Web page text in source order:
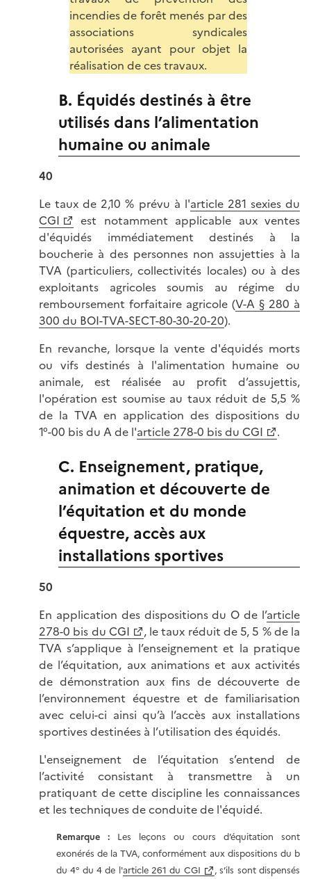
incendies de forêt menés par des
associations syndicales
autorisées ayant pour objet la
réalisation de ces travaux.
B. Équidés destinés à être
utilisés dans l’alimentation
humaine ou animale
40
Le taux de 2,10 % prévu à l'article 281 sexies du
CGI
est notamment applicable aux ventes
d'équidés immédiatement destinés à la
boucherie à des personnes non assujetties à la
TVA (particuliers, collectivités locales) ou à des
exploitants agricoles soumis au régime du
remboursement forfaitaire agricole (V-A § 280 à
300 du BOI-TVA-SECT-80-30-20-20).
En revanche, lorsque la vente d'équidés morts
ou vifs destinés à l'alimentation humaine ou
animale, est réalisée au profit d’assujettis,
l'opération est soumise au taux réduit de 5,5 %
de la TVA en application des dispositions du
1°-00 bis du A de l'article 278-0 bis du CGI .
C. Enseignement, pratique,
animation et découverte de
l’équitation et du monde
équestre, accès aux
installations sportives
50
En application des dispositions du O de l’article
278-0 bis du CGI
, le taux réduit de 5, 5 % de la
TVA s’applique à l’enseignement et la pratique
de l’équitation, aux animations et aux activités
de démonstration aux fins de découverte de
l’environnement équestre et de familiarisation
avec celui-ci ainsi qu’à l’accès aux installations
sportives destinées à l’utilisation des équidés.
L'enseignement de l’équitation s’entend de
l’activité consistant à transmettre à un
pratiquant de cette discipline les connaissances
et les techniques de conduite de l'équidé.
Remarque :
Les leçons ou cours d’équitation sont
exonérés de la TVA, conformément aux dispositions du b
du 4° du 4 de l'article 261 du CGI
, s’ils sont dispensés